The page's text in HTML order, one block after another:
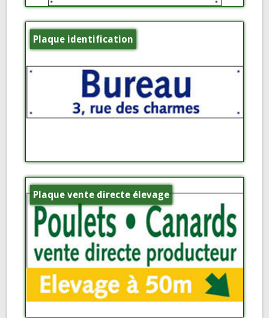
Plaque identification
Plaque vente directe élevage